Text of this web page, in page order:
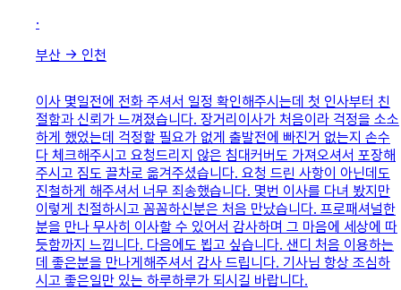
·
부산 → 인천
이사 몇일전에 전화 주셔서 일정 확인해주시는데 첫 인사부터 친
절함과 신뢰가 느껴졌습니다. 장거리이사가 처음이라 걱정을 소소
하게 했었는데 걱정할 필요가 없게 출발전에 빠진거 없는지 손수
다 체크해주시고 요청드리지 않은 침대커버도 가져오셔서 포장해
주시고 짐도 끌차로 옮겨주셨습니다. 요청 드린 사항이 아닌데도
진철하게 해주셔서 너무 죄송했습니다. 몇번 이사를 다녀 봤지만
이렇게 친절하시고 꼼꼼하신분은 처음 만났습니다. 프로패셔널한
분을 만나 무사히 이사할 수 있어서 감사하며 그 마음에 세상에 따
듯함까지 느낍니다. 다음에도 뵙고 싶습니다. 샌디 처음 이용하는
데 좋은분을 만나게해주셔서 감사 드립니다. 기사님 항상 조심하
시고 좋은일만 있는 하루하루가 되시길 바랍니다.